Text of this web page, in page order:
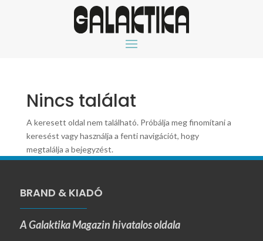
Nincs találat
A keresett oldal nem található. Próbálja meg finomítani a
keresést vagy használja a fenti navigációt, hogy
megtalálja a bejegyzést.
BRAND & KIADÓ
A Galaktika Magazin hivatalos oldala